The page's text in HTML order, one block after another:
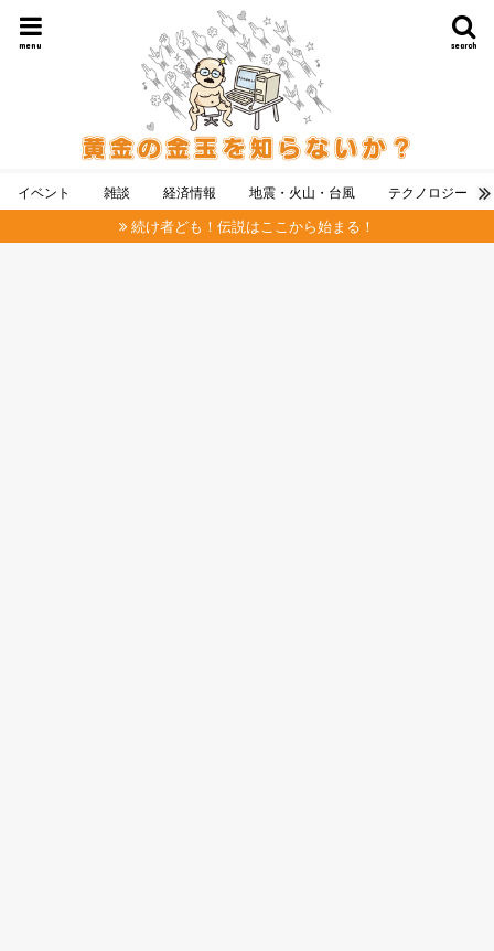
search
menu
イベント 雑談 経済情報 地震・火山・台風 テクノロジー
続け者ども！伝説はここから始まる！